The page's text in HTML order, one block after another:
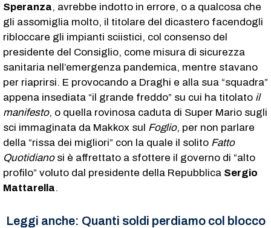
Speranza, avrebbe indotto in errore, o a qualcosa che
gli assomiglia molto, il titolare del dicastero facendogli
ribloccare gli impianti sciistici, col consenso del
presidente del Consiglio, come misura di sicurezza
sanitaria nell’emergenza pandemica, mentre stavano
per riaprirsi. E provocando a Draghi e alla sua “squadra”
appena insediata “il grande freddo” su cui ha titolato il
manifesto, o quella rovinosa caduta di Super Mario sugli
sci immaginata da Makkox sul Foglio, per non parlare
della “rissa dei migliori” con la quale il solito Fatto
Quotidianosi è affrettato a sfottere il governo di “alto
profilo” voluto dal presidente della Repubblica Sergio
Mattarella.
Leggi anche: Quanti soldi perdiamo col blocco